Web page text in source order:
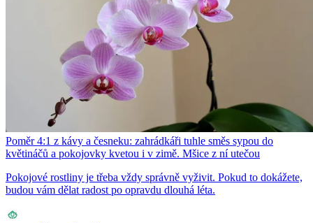
Poměr 4:1 z kávy a česneku: zahrádkáři tuhle směs sypou do
květináčů a pokojovky kvetou i v zimě. Mšice z ní utečou
Pokojové rostliny je třeba vždy správně vyživit. Pokud to dokážete,
budou vám dělat radost po opravdu dlouhá léta.